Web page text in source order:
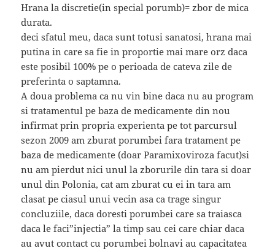
Hrana la discretie(in special porumb)= zbor de mica
durata.
deci sfatul meu, daca sunt totusi sanatosi, hrana mai
putina in care sa fie in proportie mai mare orz daca
este posibil 100% pe o perioada de cateva zile de
preferinta o saptamna.
A doua problema ca nu vin bine daca nu au program
si tratamentul pe baza de medicamente din nou
infirmat prin propria experienta pe tot parcursul
sezon 2009 am zburat porumbei fara tratament pe
baza de medicamente (doar Paramixoviroza facut)si
nu am pierdut nici unul la zborurile din tara si doar
unul din Polonia, cat am zburat cu ei in tara am
clasat pe ciasul unui vecin asa ca trage singur
concluziile, daca doresti porumbei care sa traiasca
daca le faci”injectia” la timp sau cei care chiar daca
au avut contact cu porumbei bolnavi au capacitatea